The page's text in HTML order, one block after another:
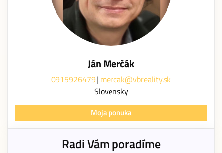
Ján Merčák
0915926479 mercak@vbreality.sk
Slovensky
Moja ponuka
Radi Vám poradíme